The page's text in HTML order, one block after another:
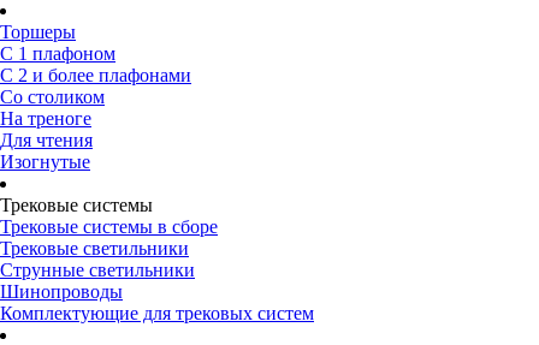
Торшеры
С 1 плафоном
С 2 и более плафонами
Со столиком
На треноге
Для чтения
Изогнутые
Трековые системы
Трековые системы в сборе
Трековые светильники
Струнные светильники
Шинопроводы
Комплектующие для трековых систем